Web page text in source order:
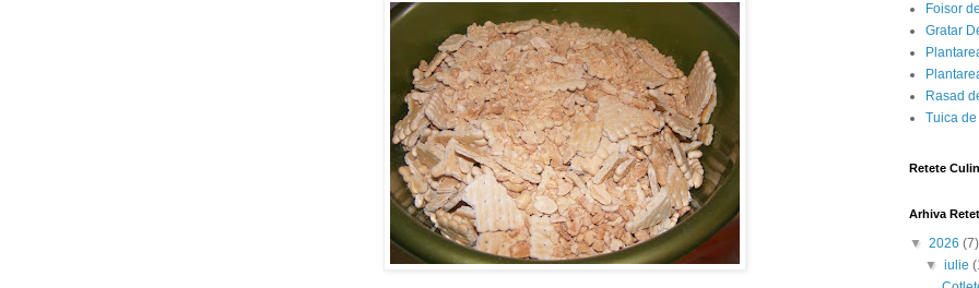
Foisor
Gratar
Rasad
Tuica
Retete
Arhiva
▼ 2026 (7)
▼iulie